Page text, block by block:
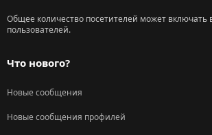
Общее количество посетителей может включать
пользователей.
Что нового?
Новые сообщения
Новые сообщения профилей